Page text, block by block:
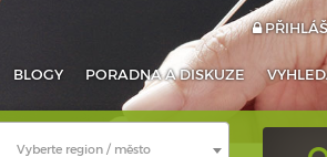
BLOGY PORADNAA DISKUZE
Vyberte region / město